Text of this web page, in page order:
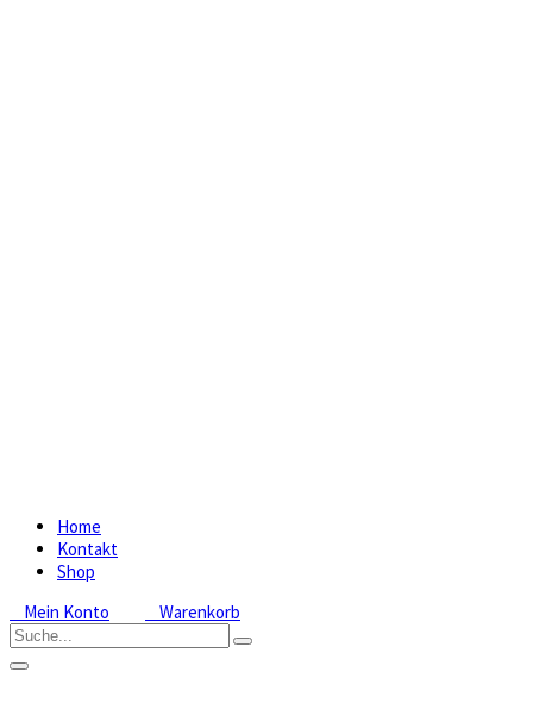
Home
Kontakt
Shop
Mein Konto
Warenkorb